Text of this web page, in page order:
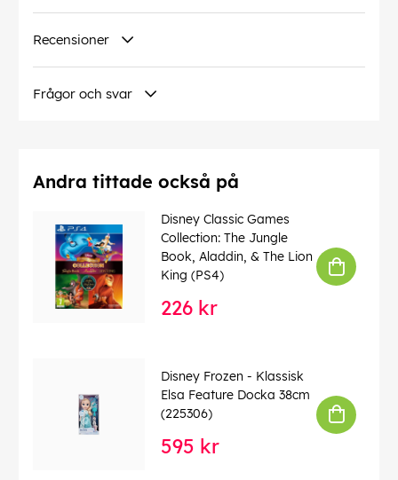
Recensioner
Frågor och svar
Andra tittade också på
Disney Classic Games
Collection: The Jungle
Book, Aladdin, & The Lion
King (PS4)
226 kr
Disney Frozen - Klassisk
Elsa Feature Docka 38cm
(225306)
595 kr